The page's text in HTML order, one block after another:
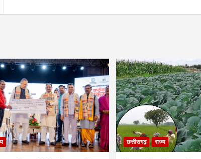
छत्तीसगढ़ राज्य